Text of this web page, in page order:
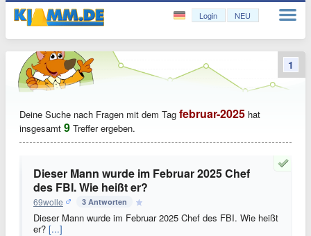
Login NEU
Deine Suche nach Fragen mit dem Tag februar-2025 hat
insgesamt 9 Treffer ergeben.
Dieser Mann wurde im Februar 2025 Chef
des FBI. Wie heißt er?
69wolle 3 Antworten
Dieser Mann wurde im Februar 2025 Chef des FBI. Wie heißt
er? [...]
1